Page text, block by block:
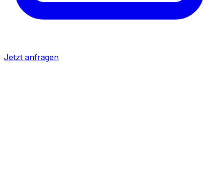
Jetzt anfragen